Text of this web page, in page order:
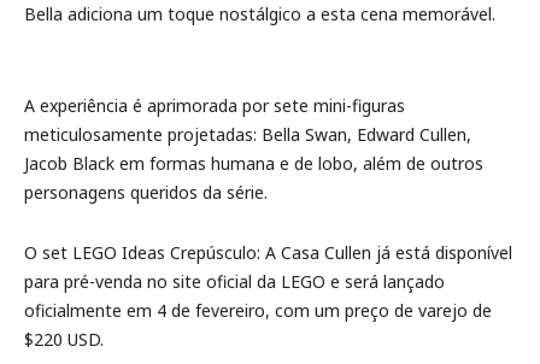
Bella adiciona um toque nostálgico a esta cena memorável.
A experiência é aprimorada por sete mini-figuras
meticulosamente projetadas: Bella Swan, Edward Cullen,
Jacob Black em formas humana e de lobo, além de outros
personagens queridos da série.
O set LEGO Ideas Crepúsculo: A Casa Cullen já está disponível
para pré-venda no site oficial da LEGO e será lançado
oficialmente em 4 de fevereiro, com um preço de varejo de
$220 USD.